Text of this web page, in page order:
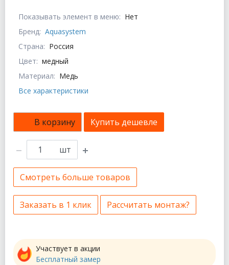
Показывать элемент в меню: Нет
Бренд: Aquasystem
Страна: Россия
Цвет: медный
Материал: Медь
Все характеристики
В корзину Купить дешевле
шт
Смотреть больше товаров
Заказать в 1 клик Рассчитать монтаж?
Участвует в акции
Бесплатный замер